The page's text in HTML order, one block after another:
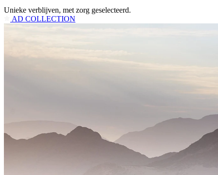
Unieke verblijven, met zorg geselecteerd.
AD COLLECTION